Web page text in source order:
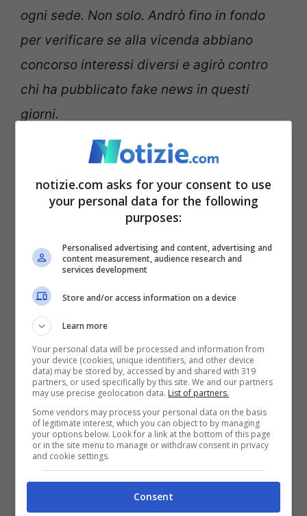
ogni sede. Non solo. Andrò fino in fondo
per verificare se alla vicenda abbiano
concorso interessi diversi e agirò contro
chi ha pubblicato fake news in questi
giorni.
Gennaro Sangiuliano
L’intervista al Tg1 e la
risposta di Maria Rosaria
Boccia
“La prima persona a cui devo chiedere
scusa è mia moglie
eccezionale, poi a
messo in imbarazzo, e ai miei collaboratori,
che si sono trovati coinvolti in questa
vicenda”, aveva detto pochi giorni fa
Sangiuliano nell’intervista rilasciata al Tg1
e nella quale aveva provato a regalare il
suo punto di vista sulla vicenda. Parole alle
quali aveva risposto la diretta interessata
notizie.com asks for your consent to use
your personal data for the following
purposes:
Personalised advertising and content, advertising and
content measurement, audience research and
services development
Store and/or access information on a device
Learn more
Your personal data will be processed and information from
your device (cookies, unique identifiers, and other device
data) may be stored by, accessed by and shared with 319
partners, or used specifically by this site. We and our partners
may use precise geolocation data. List of partners.
Some vendors may process your personal data on the basis
of legitimate interest, which you can object to by managing
your options below. Look for a link at the bottom of this page
or in the site menu to manage or withdraw consent in privacy
and cookie settings.
Consent